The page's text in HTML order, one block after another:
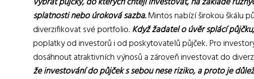
splatnosti nebo úroková sazba.Mintos nabízí širokou škálu
diverzifikovat své portfolio.Když žadatel o úvěr splácí
poplatky od investorů i od poskytovatelů půjček. Pro
dosáhnout atraktivních výnosů a zároveň investovat do
že investování do půjček s sebou nese riziko, a proto je